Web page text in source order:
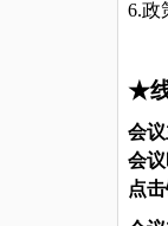
6.政
★
会议
会议
点